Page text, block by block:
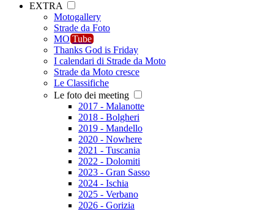
EXTRA
Motogallery
Strade da Foto
MO Tube
Thanks God is Friday
I calendari di Strade da Moto
Strade da Moto cresce
Le Classifiche
Le foto dei meeting
2017 - Malanotte
2018 - Bolgheri
2019 - Mandello
2020 - Nowhere
2021 - Tuscania
2022 - Dolomiti
2023 - Gran Sasso
2024 - Ischia
2025 - Verbano
2026 - Gorizia